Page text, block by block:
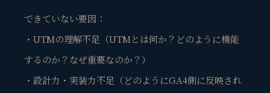
できていない要因：
・UTMの理解不足（UTMとは何か？どのように機能
するのか？なぜ重要なのか？）
・設計力・実装力不足（どのようにGA4側に反映され